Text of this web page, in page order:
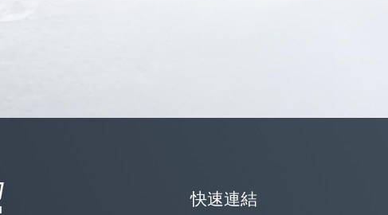
快速連結